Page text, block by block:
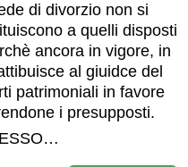
di divorzio non si
a quelli disposti
ancora in vigore, in
al giuidce del
patrimoniali in favore
i presupposti.